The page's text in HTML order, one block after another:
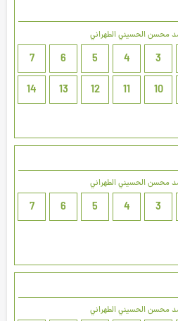
محسن الحسيني الطهراني
3
4
5
6
7
10
11
12
13
14
محسن الحسيني الطهراني
3
4
5
6
7
محسن الحسيني الطهراني